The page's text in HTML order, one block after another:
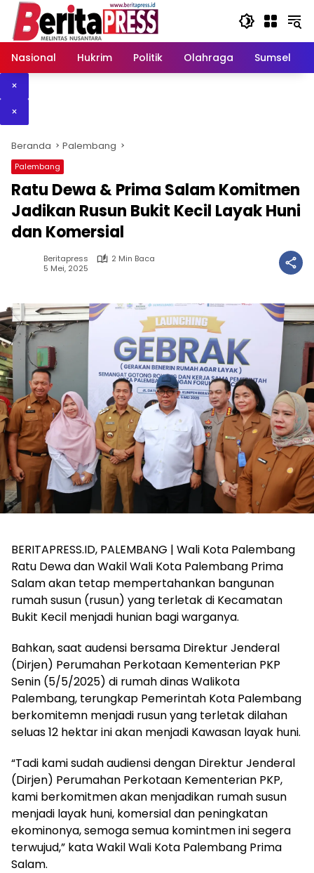
Langsung
konten
Nasional
Hukrim Politik Olahraga Sumsel
×
×
Beranda Palembang
Palembang
Ratu Dewa & Prima Salam Komitmen
Jadikan Rusun Bukit Kecil Layak Huni
dan Komersial
Beritapress
2 Min Baca
5 Mei, 2025
BERITAPRESS.ID, PALEMBANG | Wali Kota Palembang
Ratu Dewa dan Wakil Wali Kota Palembang Prima
Salam akan tetap mempertahankan bangunan
rumah susun (rusun) yang terletak di Kecamatan
Bukit Kecil menjadi hunian bagi warganya.
Bahkan, saat audensi bersama Direktur Jenderal
(Dirjen) Perumahan Perkotaan Kementerian PKP
Senin (5/5/2025) di rumah dinas Walikota
Palembang, terungkap Pemerintah Kota Palembang
berkomitemn menjadi rusun yang terletak dilahan
seluas 12 hektar ini akan menjadi Kawasan layak huni.
“Tadi kami sudah audiensi dengan Direktur Jenderal
(Dirjen) Perumahan Perkotaan Kementerian PKP,
kami berkomitmen akan menjadikan rumah susun
menjadi layak huni, komersial dan peningkatan
ekominonya, semoga semua komintmen ini segera
terwujud,” kata Wakil Wali Kota Palembang Prima
Salam.